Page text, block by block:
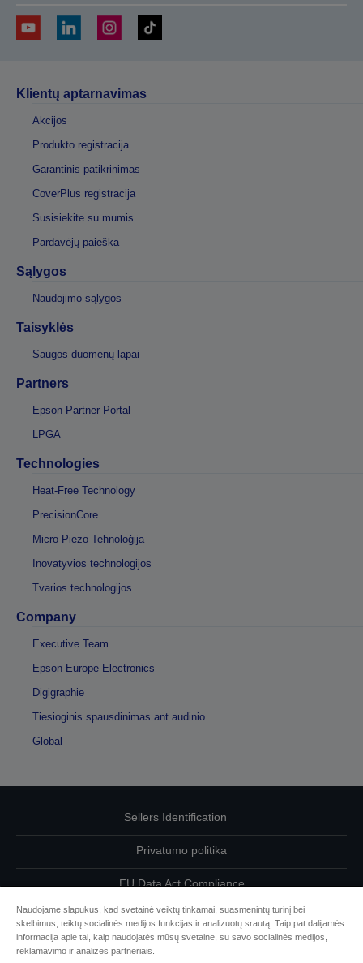
Klientų aptarnavimas
Akcijos
Produkto registracija
Garantinis patikrinimas
CoverPlus registracija
Susisiekite su mumis
Pardavėjų paieška
Sąlygos
Naudojimo sąlygos
Taisyklės
Saugos duomenų lapai
Partners
Epson Partner Portal
LPGA
Technologies
Heat-Free Technology
PrecisionCore
Micro Piezo Tehnoloģija
Inovatyvios technologijos
Tvarios technologijos
Company
Executive Team
Epson Europe Electronics
Digigraphie
Tiesioginis spausdinimas ant audinio
Global
Sellers Identification
Privatumo politika
EU Data Act Compliance
Susisiekite su mumis dėl savo duomenų
Cookie Information
Naudojame slapukus, kad svetainė veiktų tinkamai, suasmenintų turinį bei
skelbimus, teiktų socialinės medijos funkcijas ir analizuotų srautą. Taip pat dalijamės
informacija apie tai, kaip naudojatės mūsų svetaine, su savo socialinės medijos,
reklamavimo ir analizės partneriais.